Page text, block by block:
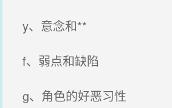
y、意念和**
f、弱点和缺陷
g、角色的好恶习性